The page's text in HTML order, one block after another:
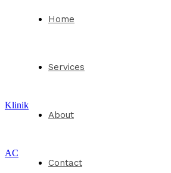
Klinik
AC
Home
Services
About
Contact